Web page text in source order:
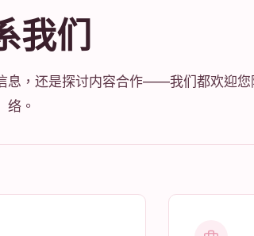
我们
息，还是探讨内容合作——我们都欢迎您
络。